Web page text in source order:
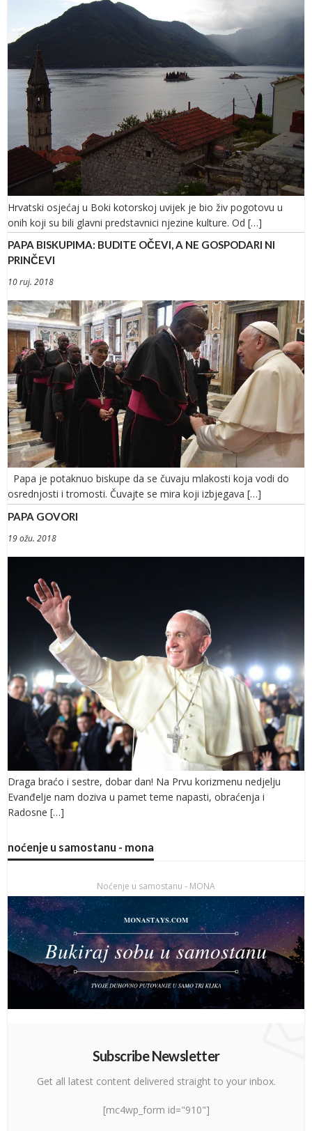
Hrvatski osjećaj u Boki kotorskoj uvijek je bio živ pogotovu u
onih koji su bili glavni predstavnici njezine kulture. Od […]
PAPA BISKUPIMA: BUDITE OČEVI, A NE GOSPODARI NI
PRINČEVI
10 ruj. 2018
Papa je potaknuo biskupe da se čuvaju mlakosti koja vodi do
osrednjosti i tromosti. Čuvajte se mira koji izbjegava […]
PAPA GOVORI
19 ožu. 2018
Draga braćo i sestre, dobar dan! Na Prvu korizmenu nedjelju
Evanđelje nam doziva u pamet teme napasti, obraćenja i
Radosne […]
noćenje u samostanu - mona
Noćenje u samostanu - MONA
Subscribe Newsletter
Get all latest content delivered straight to your inbox.
[mc4wp_form id="910"]